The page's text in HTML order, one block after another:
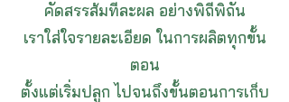
คัดสรรส้มทีละผล อย่างพิถีพิถัน
เราใส่ใจรายละเอียด ในการผลิตทุกขั้น
ตอน
ตั้งแต่เริ่มปลูก ไปจนถึงขั้นตอนการเก็บ